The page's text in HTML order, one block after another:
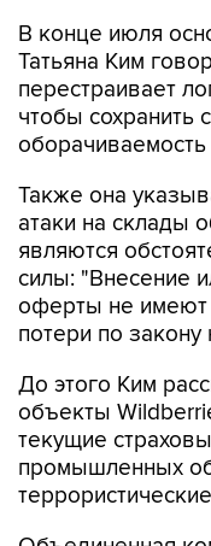
В конце июля
Татьяна Ким
перестраивает
чтобы сохранить
Также она
атаки на склады
являются
силы: "Внесение
оферты не имеют
потери по
До этого Ким
объекты
текущие
промышленных